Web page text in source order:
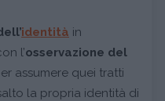
identità in
l’osservazione del
assumere quei tratti
la propria identità di